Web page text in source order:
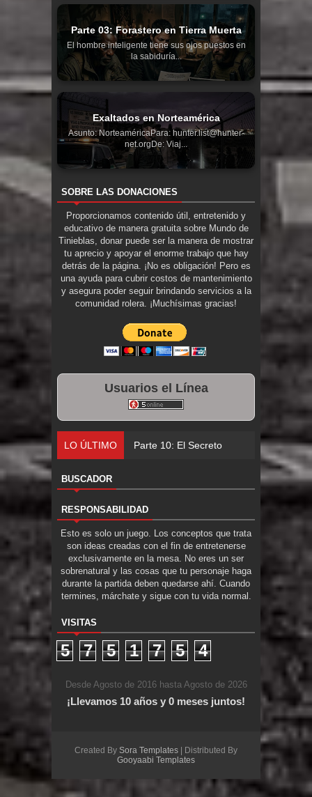
Parte 03: Forastero en Tierra Muerta
El hombre inteligente tiene sus ojos puestos en
la sabiduría...
Exaltados en Norteamérica
Asunto: NorteaméricaPara: hunter.list@hunter-
net.orgDe: Viaj...
SOBRE LAS DONACIONES
Proporcionamos contenido útil, entretenido y
educativo de manera gratuita sobre Mundo de
Tinieblas, donar puede ser la manera de mostrar
tu aprecio y apoyar el enorme trabajo que hay
detrás de la página. ¡No es obligación! Pero es
una ayuda para cubrir costos de mantenimiento
y asegura poder seguir brindando servicios a la
comunidad rolera. ¡Muchísimas gracias!
Usuarios el Línea
LO ÚLTIMO Parte 10: El Secreto
BUSCADOR
RESPONSABILIDAD
Esto es solo un juego. Los conceptos que trata
son ideas creadas con el fin de entretenerse
exclusivamente en la mesa. No eres un ser
sobrenatural y las cosas que tu personaje haga
durante la partida deben quedarse ahí. Cuando
termines, márchate y sigue con tu vida normal.
VISITAS
5 7 5 1 7 5 4
Desde Agosto de 2016 hasta Agosto de 2026
¡Llevamos 10 años y 0 meses juntos!
Created By Sora Templates | Distributed By
Gooyaabi Templates